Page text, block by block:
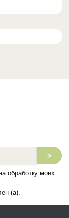
>
обработку моих
(а).